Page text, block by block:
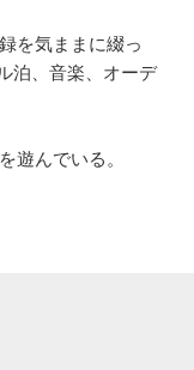
を気ままに綴っ
泊、音楽、オーデ
遊んでいる。